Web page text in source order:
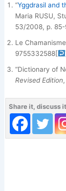
“Yggdrasil and
Maria RUSU,
53/2008, p. 85-
Le
9755332588[
“Dictionary of
Revised Edition
Share it, discuss